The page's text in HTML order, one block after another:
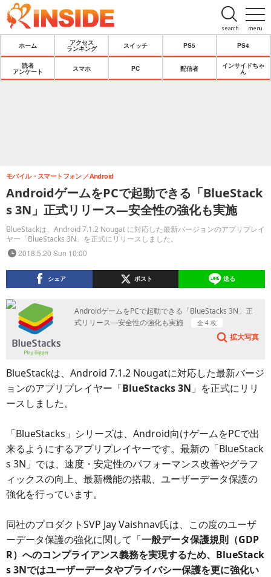
menu
search
ホーム
アクセス
ランキング
スイッチ PS5 PS4
読者
アンケート
スマホ PC 配信者
インサイドちゃ
ん
AndroidゲームをPCで起動できる「BlueStack
s 3N」正式リリース―安全性の強化も実施
BlueStackは、Android 7.1.2 Nougat に対応した最新バージョンのアプリプレイ
ヤー「BlueStacks 3N」を正式にリリースしました。
モバイル・スマートフォン Android
2018.5.20 Sun 10:00
シェア ポスト 送る
AndroidゲームをPCで起動できる「BlueStacks 3N」正
式リリース―安全性の強化も実施
全 4 枚
拡大写真
BlueStackは、Android 7.1.2 Nougatに対応した最新バージ
ョンのアプリプレイヤー「BlueStacks 3N 」を正式にリリ
ースしました。
「BlueStacks」シリーズは、Android向けゲームをPCで出
来るようにするアプリプレイヤーです。最新の「BlueStack
s 3N」では、速度・安定性のパフォーマンス改善やグラフ
ィックスの向上、最新機能の搭載、ユーザーデータ保護の
強化を行っています。
同社のプロダクトSVP Jay Vaishnav氏は、この度のユーザ
ーデータ保護の強化に関して「一般データ保護規則（GDP
R）へのコンプライアンス義務を実現するため、BlueStack
s 3Nではユーザーデータやプライバシー保護を更に強化い